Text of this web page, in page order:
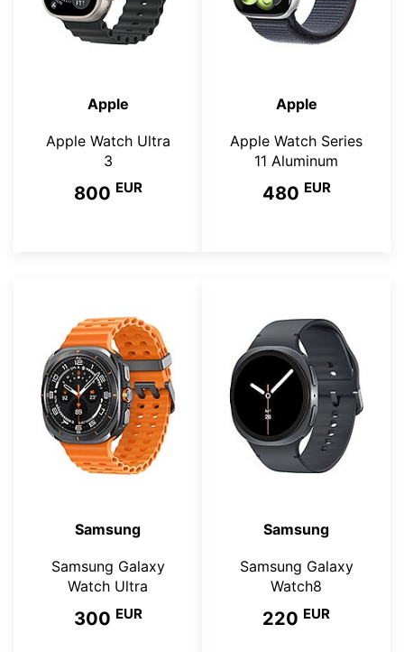
Apple
Apple Watch Ultra
3
800 EUR
Apple
Apple Watch Series
11 Aluminum
480 EUR
Samsung
Samsung Galaxy
Watch Ultra
300 EUR
Samsung
Samsung Galaxy
Watch8
220 EUR